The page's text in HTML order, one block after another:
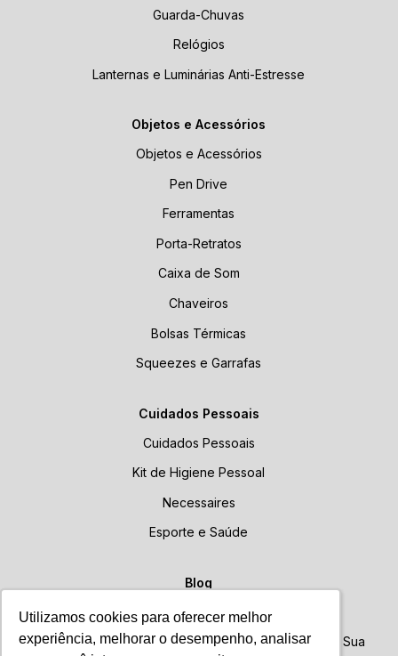
Utilizamos cookies para oferecer melhor
experiência, melhorar o desempenho, analisar
Utilizamos cookies para oferecer melhor
experiência, melhorar o desempenho, analisar
Guarda-Chuvas
Relógios
Lanternas e Luminárias Anti-Estresse
Objetos e Acessórios
Objetos e Acessórios
Pen Drive
Ferramentas
Porta-Retratos
Caixa de Som
Chaveiros
Bolsas Térmicas
Squeezes e Garrafas
Cuidados Pessoais
Cuidados Pessoais
Kit de Higiene Pessoal
Necessaires
Esporte e Saúde
Blog
Blog
Brindes Personalizados: Como Escolher o Ideal para Sua